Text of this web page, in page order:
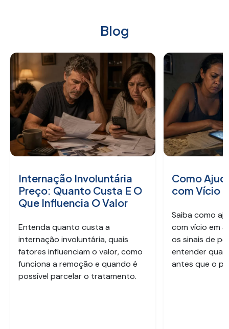
Blog
Internação Involuntária
Preço: Quanto Custa E O
Que Influencia O Valor
Entenda quanto custa a
internação involuntária, quais
fatores influenciam o valor, como
funciona a remoção e quando é
possível parcelar o tratamento.
Como
com Vício
Saiba como
com vício em
os sinais de
entender
antes que o